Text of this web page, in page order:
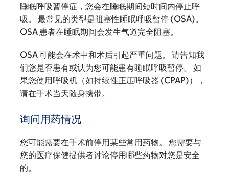
睡眠呼吸暂停症，您会在睡眠期间短时间内停止呼
吸。 最常见的类型是阻塞性睡眠呼吸暂停 (OSA)。
OSA 患者在睡眠期间会发生气道完全阻塞。
OSA 可能会在术中和术后引起严重问题。 请告知我
们您是否患有或认为您可能患有睡眠呼吸暂停。 如
果您使用呼吸机（如持续性正压呼吸器 (CPAP)），
请在手术当天随身携带。
询问用药情况
您可能需要在手术前停用某些常用药物。 您需要与
您的医疗保健提供者讨论停用哪些药物对您是安全
的。